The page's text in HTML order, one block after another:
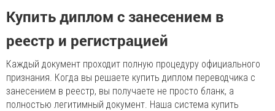
Купить диплом с занесением в
реестр и регистрацией
Каждый документ проходит полную процедуру официального
признания. Когда вы решаете купить диплом переводчика с
занесением в реестр, вы получаете не просто бланк, а
полностью легитимный документ. Наша система купить